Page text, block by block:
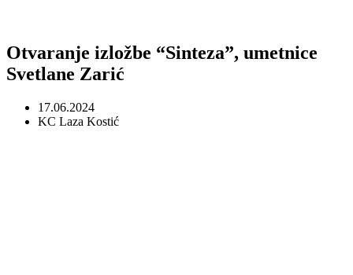
Otvaranje izložbe “Sinteza”, umetnice
Svetlane Zarić
17.06.2024
KC Laza Kostić